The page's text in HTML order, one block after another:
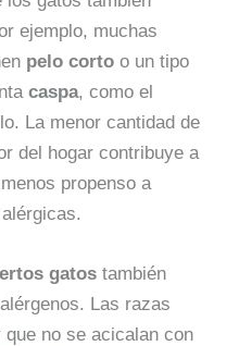
ejemplo, muchas
pelo corto o un tipo
caspa, como el
La menor cantidad de
del hogar contribuye a
propenso a
gatos también
Las razas
que no se acicalan con